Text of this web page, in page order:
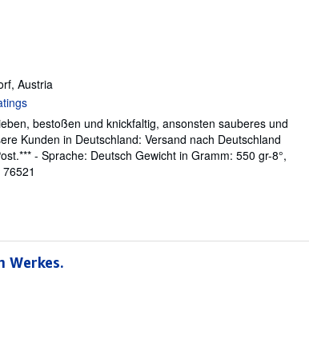
Austria
bestoßen und knickfaltig, ansonsten sauberes und
Kunden in Deutschland: Versand nach Deutschland
- Sprache: Deutsch Gewicht in Gramm: 550 gr-8°,
Werkes.